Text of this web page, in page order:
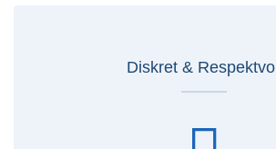
Diskret & Respektvoll